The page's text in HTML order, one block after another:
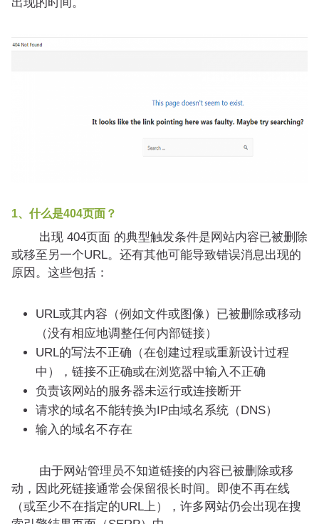
1、什么是404页面？
出现 404页面 的典型触发条件是网站内容已被删除
或移至另一个URL。还有其他可能导致错误消息出现的
原因。这些包括：
URL或其内容（例如文件或图像）已被删除或移动
（没有相应地调整任何内部链接）
URL的写法不正确（在创建过程或重新设计过程
中），链接不正确或在浏览器中输入不正确
负责该网站的服务器未运行或连接断开
请求的域名不能转换为IP由域名系统（DNS）
输入的域名不存在
由于网站管理员不知道链接的内容已被删除或移
动，因此死链接通常会保留很长时间。即使不再在线
（或至少不在指定的URL上），许多网站仍会出现在搜